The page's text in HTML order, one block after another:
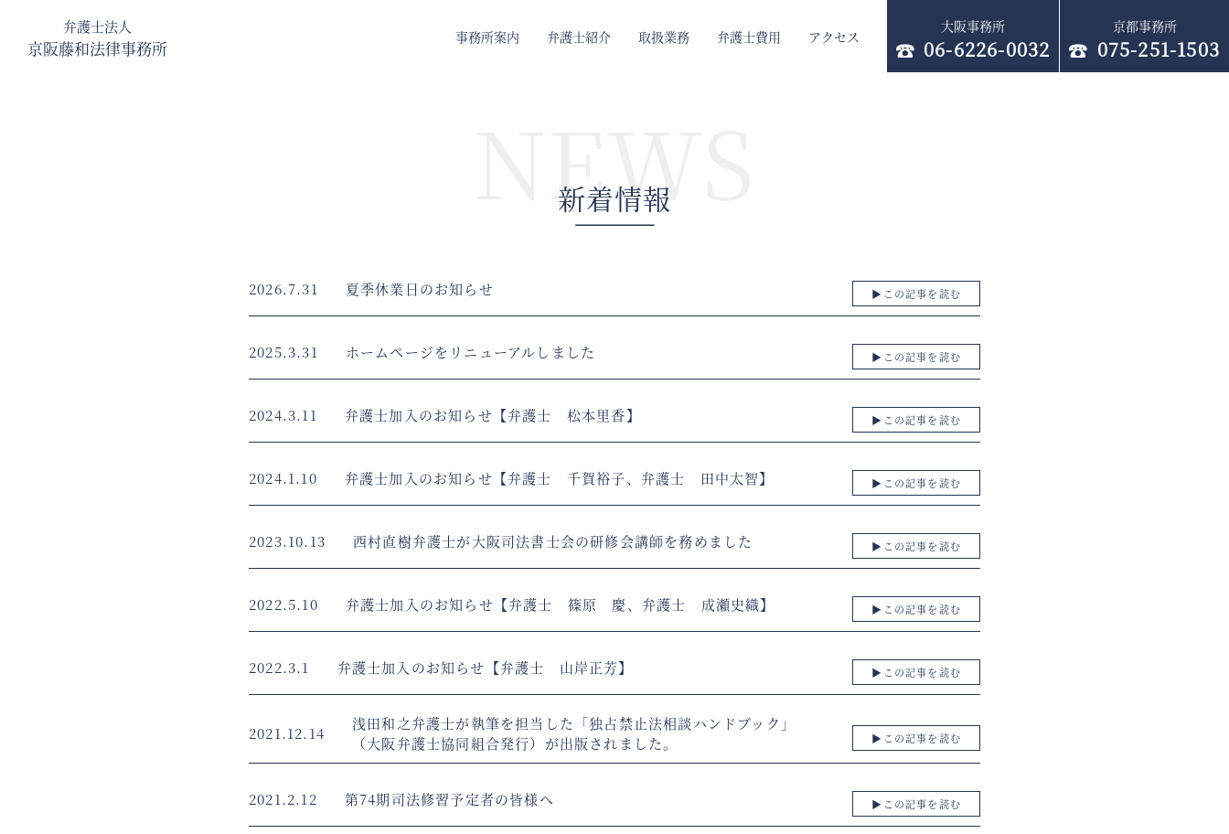
弁護士法人
京阪藤和法律事務所 事務所案内 弁護士紹介 取扱業務 弁護士費用 アクセス
大阪事務所
06-6226-0032
京都事務所
075-251-1503
NEWS
新着情報
2026.7.31 夏季休業日のお知らせ ▶︎この記事を読む
2025.3.31 ホームページをリニューアルしました ▶︎この記事を読む
2024.3.11 弁護士加入のお知らせ【弁護士 松本里香】 ▶︎この記事を読む
2024.1.10 弁護士加入のお知らせ【弁護士 千賀裕子、弁護士 田中太智】 ▶︎この記事を読む
2023.10.13 西村直樹弁護士が大阪司法書士会の研修会講師を務めました ▶︎この記事を読む
2022.5.10 弁護士加入のお知らせ【弁護士 篠原 慶、弁護士 成瀬史織】 ▶︎この記事を読む
2022.3.1 弁護士加入のお知らせ【弁護士 山岸正芳】 ▶︎この記事を読む
2021.12.14
浅田和之弁護士が執筆を担当した「独占禁止法相談ハンドブック」
（大阪弁護士協同組合発行）が出版されました。
▶︎この記事を読む
2021.2.12 第74期司法修習予定者の皆様へ ▶︎この記事を読む